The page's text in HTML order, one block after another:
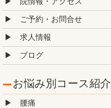
ご予約・お問合せ
求人情報
ブログ
お悩み別コース紹介
腰痛